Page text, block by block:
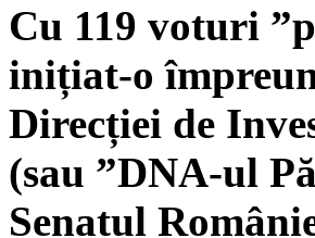
Cu 119 voturi
inițiat-o
Direcției de
(sau ”DNA-ul
Senatul